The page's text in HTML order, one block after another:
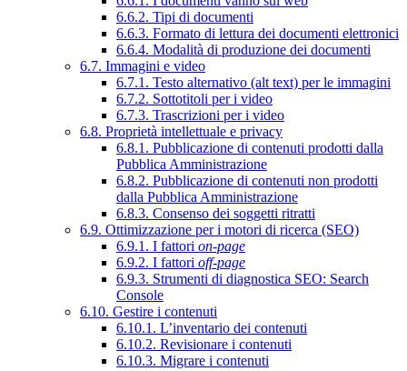
6.6.2. Tipi di documenti
6.6.3. Formato di lettura dei documenti elettronici
6.6.4. Modalità di produzione dei documenti
6.7. Immagini e video
6.7.1. Testo alternativo (alt text) per le immagini
6.7.2. Sottotitoli per i video
6.7.3. Trascrizioni per i video
6.8. Proprietà intellettuale e privacy
6.8.1. Pubblicazione di contenuti prodotti dalla
Pubblica Amministrazione
6.8.2. Pubblicazione di contenuti non prodotti
dalla Pubblica Amministrazione
6.8.3. Consenso dei soggetti ritratti
6.9. Ottimizzazione per i motori di ricerca (SEO)
6.9.1. I fattori on-page
6.9.2. I fattori off-page
6.9.3. Strumenti di diagnostica SEO: Search
Console
6.10. Gestire i contenuti
6.10.1. L’inventario dei contenuti
6.10.2. Revisionare i contenuti
6.10.3. Migrare i contenuti